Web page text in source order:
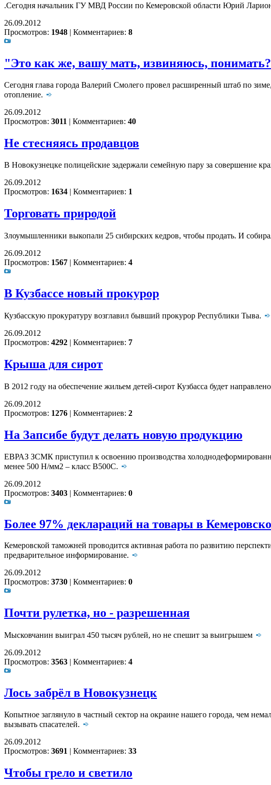
.Сегодня начальник ГУ МВД России по Кемеровской области Юрий
26.09.2012
Просмотров: 1948 | Комментариев: 8
"Это как же, вашу мать, извиняюсь,
Сегодня глава города Валерий Смолего провел расширенный штаб по
отопление.
26.09.2012
Просмотров: 3011 | Комментариев: 40
Не стесняясь продавцов
В Новокузнецке полицейские задержали семейную пару за совершение
26.09.2012
Просмотров: 1634 | Комментариев: 1
Торговать природой
Злоумышленники выкопали 25 сибирских кедров, чтобы продать. И
26.09.2012
Просмотров: 1567 | Комментариев: 4
В Кузбассе новый прокурор
Кузбасскую прокуратуру возглавил бывший прокурор Республики Тыва.
26.09.2012
Просмотров: 4292 | Комментариев: 7
Крыша для сирот
В 2012 году на обеспечение жильем детей-сирот Кузбасса будет
26.09.2012
Просмотров: 1276 | Комментариев: 2
На Запсибе будут делать новую продукцию
ЕВРАЗ ЗСМК приступил к освоению производства
менее 500 Н/мм2 – класс В500С.
26.09.2012
Просмотров: 3403 | Комментариев: 0
Более 97% деклараций на товары в
Кемеровской таможней проводится активная работа по развитию
предварительное информирование.
26.09.2012
Просмотров: 3730 Комментариев: 0
Почти рулетка, но - разрешенная
Мысковчанин выиграл 450 тысяч рублей, но не спешит за выигрышем
26.09.2012
Просмотров: 3563 | Комментариев: 4
Лось забрёл в Новокузнецк
Копытное заглянуло в частный сектор на окраине нашего города, чем
вызывать спасателей.
26.09.2012
Просмотров: 3691 | Комментариев: 33
Чтобы грело и светило